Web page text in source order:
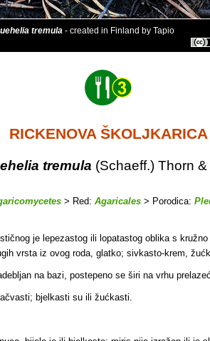
tremula - created in Finland by Tapio
RICKENOVA ŠKOLJKARICA
tremula (Schaeff.) Thorn
> Red: Agaricales > Porodica:
je lepezastog ili lopatastog oblika s
vrsta iz ovog roda, glatko; sivkasto-krem,
na bazi, postepeno se širi na vrhu
bjelkasti su ili žućkasti.